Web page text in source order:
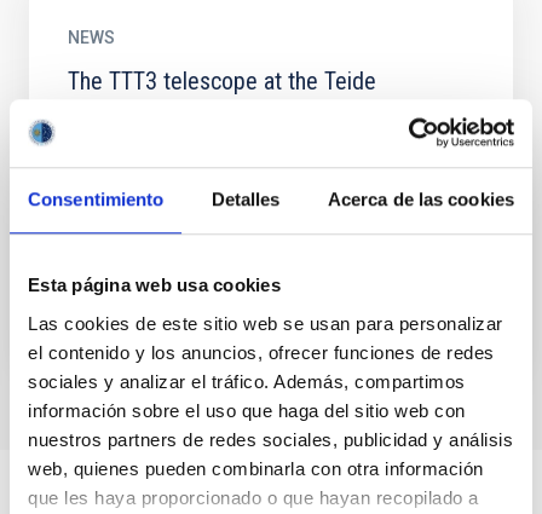
Consentimiento Detalles Acerca de las cookies
Esta página web usa cookies
Las cookies de este sitio web se usan para personalizar
el contenido y los anuncios, ofrecer funciones de redes
sociales y analizar el tráfico. Además, compartimos
información sobre el uso que haga del sitio web con
nuestros partners de redes sociales, publicidad y análisis
web, quienes pueden combinarla con otra información
que les haya proporcionado o que hayan recopilado a
NEWS
The TTT3 telescope at the Teide
of the Instituto de Astrofísica de Canarias (IAC) has
seen its...